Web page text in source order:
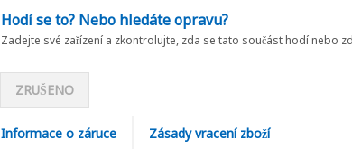
Hodí se to? Nebo hledáte opravu?
Zadejte své zařízení a zkontrolujte, zda se tato součást hodí nebo
ZRUŠENO
Informace o záruce Zásady vracení zboží